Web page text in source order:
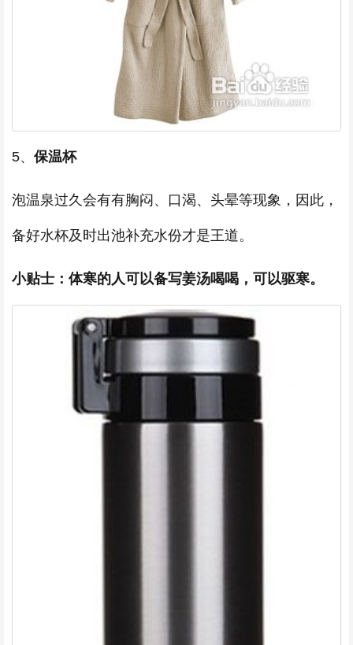
5、 保温杯
泡温泉过久会有有胸闷、口渴、头晕等现象，因此，
备好水杯及时出池补充水份才是王道。
小贴士：体寒的人可以备写姜汤喝喝，可以驱寒。